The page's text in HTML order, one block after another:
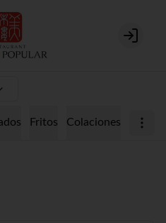
Login
Fritos Colaciones